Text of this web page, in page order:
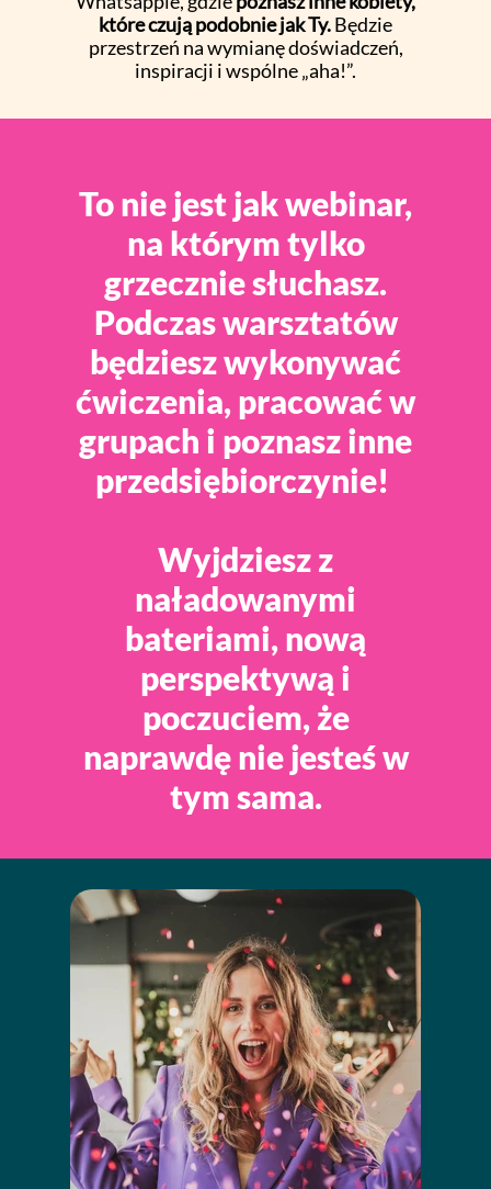
To nie jest jak webinar,
na którym tylko
grzecznie słuchasz.
Podczas warsztatów
będziesz wykonywać
ćwiczenia, pracować w
grupach i poznasz inne
przedsiębiorczynie!
Wyjdziesz z
naładowanymi
bateriami, nową
perspektywą i
poczuciem, że
naprawdę nie jesteś w
tym sama.
które czują podobnie jak Ty.Będzie
przestrzeń na wymianę doświadczeń,
inspiracji i wspólne „aha!”.